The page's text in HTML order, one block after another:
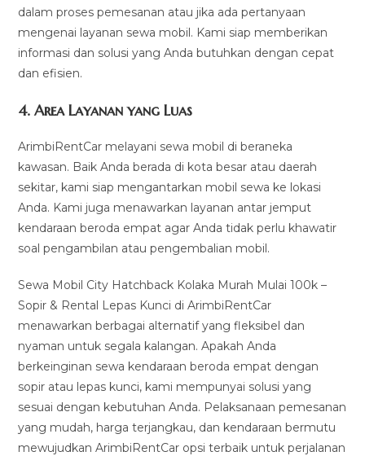
dalam proses pemesanan atau jika ada pertanyaan
mengenai layanan sewa mobil. Kami siap memberikan
informasi dan solusi yang Anda butuhkan dengan cepat
dan efisien.
4.Area Layanan yang Luas
ArimbiRentCar melayani sewa mobil di beraneka
kawasan. Baik Anda berada di kota besar atau daerah
sekitar, kami siap mengantarkan mobil sewa ke lokasi
Anda. Kami juga menawarkan layanan antar jemput
kendaraan beroda empat agar Anda tidak perlu khawatir
soal pengambilan atau pengembalian mobil.
Sewa Mobil City Hatchback Kolaka Murah Mulai 100k –
Sopir & Rental Lepas Kunci di ArimbiRentCar
menawarkan berbagai alternatif yang fleksibel dan
nyaman untuk segala kalangan. Apakah Anda
berkeinginan sewa kendaraan beroda empat dengan
sopir atau lepas kunci, kami mempunyai solusi yang
sesuai dengan kebutuhan Anda. Pelaksanaan pemesanan
yang mudah, harga terjangkau, dan kendaraan bermutu
mewujudkan ArimbiRentCar opsi terbaik untuk perjalanan